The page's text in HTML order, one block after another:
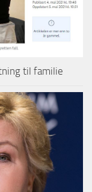
til familie